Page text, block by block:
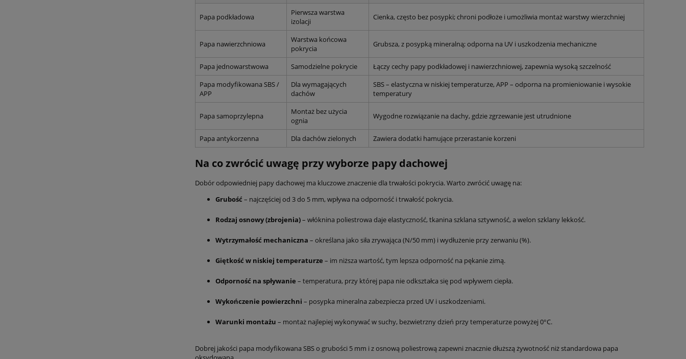
Papa podkładowa
Pierwsza warstwa
izolacji
Cienka, często bez posypki; chroni podłoże i umożliwia montaż warstwy wierzchniej
Papa nawierzchniowa
Warstwa końcowa
pokrycia
Grubsza, z posypką mineralną; odporna na UV i uszkodzenia mechaniczne
Papa jednowarstwowa Samodzielne pokrycie
Łączy cechy papy podkładowej i nawierzchniowej, zapewnia wysoką szczelność
Papa modyfikowana SBS /
APP
Dla wymagających
dachów
SBS – elastyczna w niskiej temperaturze, APP – odporna na promieniowanie i wysokie
temperatury
Papa samoprzylepna
Montaż bez użycia
ognia
Wygodne rozwiązanie na dachy, gdzie zgrzewanie jest utrudnione
Papa antykorzenna Dla dachów zielonych Zawiera dodatki hamujące przerastanie korzeni
Na co zwrócić uwagę przy wyborze papy dachowej
Dobór odpowiedniej papy dachowej ma kluczowe znaczenie dla trwałości pokrycia. Warto zwrócić uwagę na:
Grubość – najczęściej od 3 do 5 mm, wpływa na odporność i trwałość pokrycia.
Rodzaj osnowy (zbrojenia)– włóknina poliestrowa daje elastyczność, tkanina szklana sztywność, a welon szklany lekkość.
Wytrzymałość mechaniczna – określana jako siła zrywająca (N/50 mm) i wydłużenie przy zerwaniu (%).
Giętkość w niskiej temperaturze – im niższa wartość, tym lepsza odporność na pękanie zimą.
Odporność na spływanie – temperatura, przy której papa nie odkształca się pod wpływem ciepła.
Wykończenie powierzchni – posypka mineralna zabezpiecza przed UV i uszkodzeniami.
Warunki montażu – montaż najlepiej wykonywać w suchy, bezwietrzny dzień przy temperaturze powyżej 0°C.
Dobrej jakości papa modyfikowana SBS o grubości 5 mm i z osnową poliestrową zapewni znacznie dłuższą żywotność niż standardowa papa